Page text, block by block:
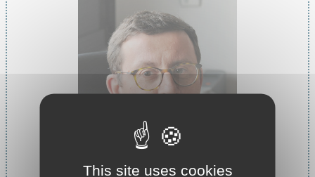
This site uses cookies